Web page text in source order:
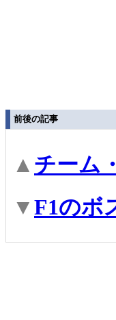
前後の記事
▲ チーム
▼F1のボ